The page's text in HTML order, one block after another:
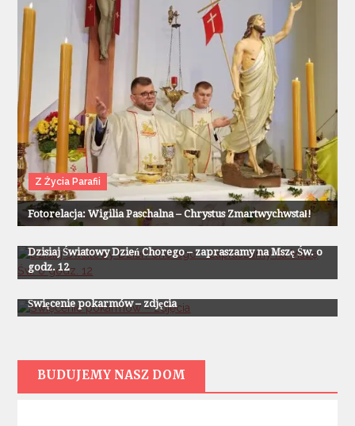
Z Życia Parafii
Fotorelacja: Wigilia Paschalna – Chrystus Zmartwychwstał!
Z Życia Parafii
Dzisiaj Światowy Dzień Chorego – zapraszamy na Mszę Św. o
godz. 12
Z Życia Parafii
Święcenie pokarmów – zdjęcia
BUDUJEMY NASZ DOM